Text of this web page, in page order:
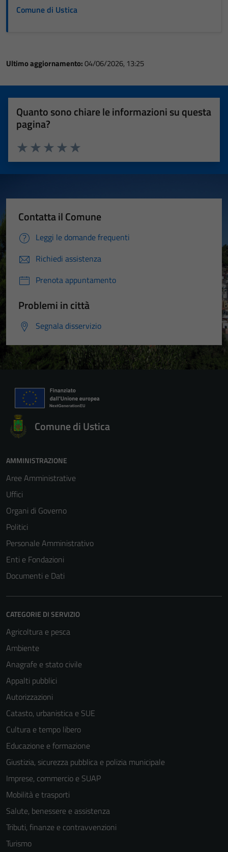
Comune di Ustica
Ultimo aggiornamento:04/06/2026, 13:25
Quanto sono chiare le informazioni su questa
pagina?
Valuta 5 stelle su 5
Valuta 4 stelle su 5
Valuta 3 stelle su 5
Valuta 2 stelle su 5
Valuta 1 stelle su 5
Contatta il Comune
Leggi le domande frequenti
Richiedi assistenza
Prenota appuntamento
Problemi in città
Segnala disservizio
Comune di Ustica
AMMINISTRAZIONE
Aree Amministrative
Uffici
Organi di Governo
Politici
Personale Amministrativo
Enti e Fondazioni
Documenti e Dati
CATEGORIE DI SERVIZIO
Agricoltura e pesca
Ambiente
Anagrafe e stato civile
Appalti pubblici
Autorizzazioni
Catasto, urbanistica e SUE
Cultura e tempo libero
Educazione e formazione
Giustizia, sicurezza pubblica e polizia municipale
Imprese, commercio e SUAP
Mobilità e trasporti
Salute, benessere e assistenza
Tributi, finanze e contravvenzioni
Turismo
per il